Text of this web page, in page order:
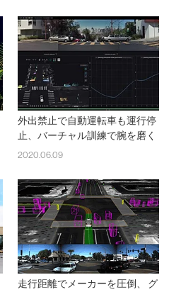
外出禁止で自動運転車も運行停
止、バーチャル訓練で腕を磨く
2020.06.09
走行距離でメーカーを圧倒、 グ